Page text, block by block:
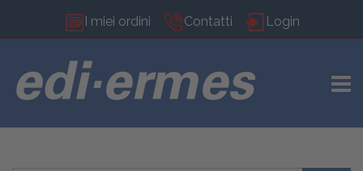
I miei ordini Contatti Login